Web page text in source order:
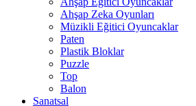
Ahşap Zeka Oyunları
Müzikli Eğitici Oyuncaklar
Paten
Plastik Bloklar
Puzzle
Top
Balon
Sanatsal